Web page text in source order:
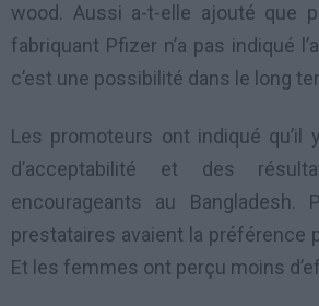
wood. Aussi a-t-elle ajouté que
fabriquant Pfizer n’a pas indiqué
c’est une possibilité dans le long
Les promoteurs ont indiqué qu’il
d’acceptabilité et des
encourageants au Bangladesh.
prestataires avaient la préférence
Et les femmes ont perçu moins